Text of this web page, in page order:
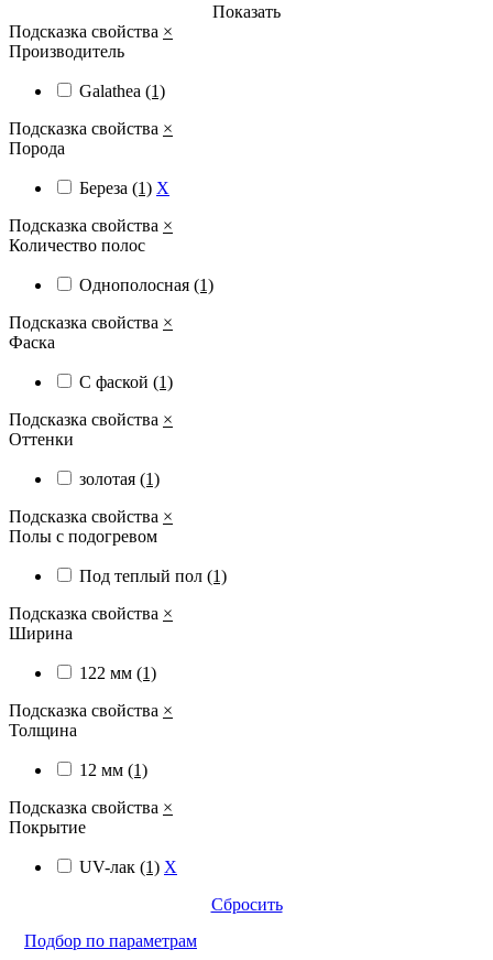
Показать
Подсказка свойства ×
Производитель
Galathea (1)
Подсказка свойства ×
Порода
Береза (1) X
Подсказка свойства ×
Количество полос
Однополосная (1)
Подсказка свойства ×
Фаска
С фаской (1)
Подсказка свойства ×
Оттенки
золотая (1)
Подсказка свойства ×
Полы с подогревом
Под теплый пол (1)
Подсказка свойства ×
Ширина
122 мм (1)
Подсказка свойства ×
Толщина
12 мм (1)
Подсказка свойства ×
Покрытие
UV-лак (1) X
Сбросить
Подбор по параметрам